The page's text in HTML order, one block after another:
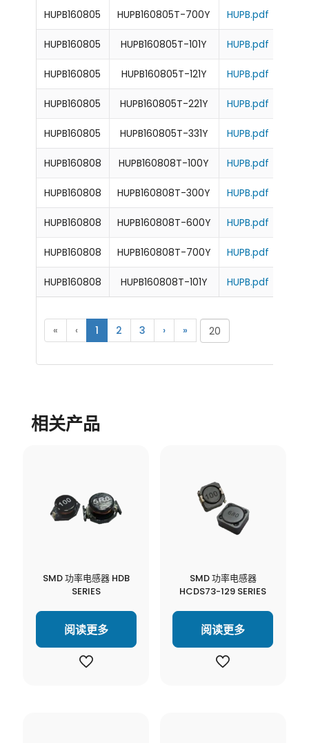
HUPB160805 HUPB160805T-700Y HUPB.pdf
HUPB160805 HUPB160805T-101Y HUPB.pdf
HUPB160805 HUPB160805T-121Y HUPB.pdf
HUPB160805 HUPB160805T-221Y HUPB.pdf
HUPB160805 HUPB160805T-331Y HUPB.pdf
HUPB160808 HUPB160808T-100Y HUPB.pdf
HUPB160808 HUPB160808T-300Y HUPB.pdf
HUPB160808 HUPB160808T-600Y HUPB.pdf
HUPB160808 HUPB160808T-700Y HUPB.pdf
HUPB160808 HUPB160808T-101Y HUPB.pdf
« ‹ 1 2 3 › »
相关产品
SMD 功率电感器 HDB
SERIES
阅读更多
SMD 功率电感器
HCDS73-129 SERIES
阅读更多